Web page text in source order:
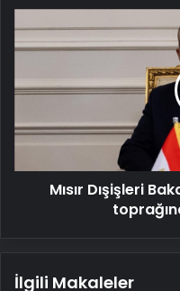
Bakanı
Filistin
toprağından
Mısır Dışişleri
İlgili Makaleler